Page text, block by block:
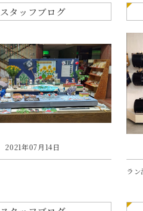
スタッフブログ
2021年07月14日
ラ